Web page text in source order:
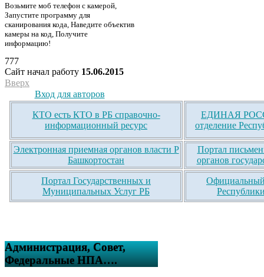
Возьмите моб телефон с камерой,
Запустите программу для
сканирования кода, Наведите объектив
камеры на код, Получите
информацию!
777
Сайт начал работу 15.06.2015
Вверх
Вход для авторов
КТО есть КТО в РБ справочно-
информационный ресурс
ЕДИНАЯ
отделение
Электронная приемная органов власти Р
Башкортостан
Портал
органов
Портал Государственных и
Муниципальных Услуг РБ
Официальный
Администрация, Совет,
Федеральные НПА….